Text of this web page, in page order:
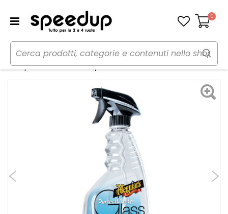
Carrello
0
Home Auto Cura dell'auto
Chimici - Vetri
Vetri pulitore Perfect Clarity Glass Cleaner - MEGUIARS